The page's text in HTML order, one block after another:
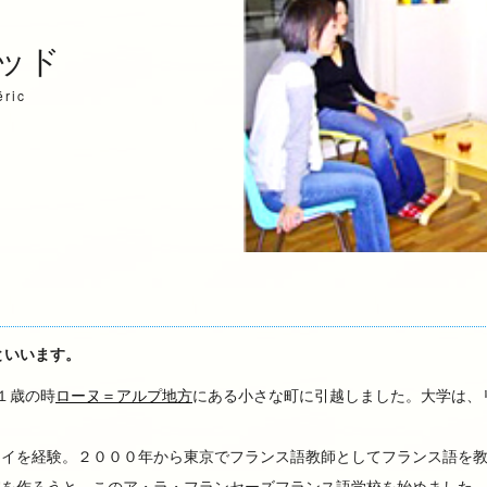
ド
います。
歳の時ローヌ＝アルプ地方にある小さな町に引越しました。大学は
を経験。２０００年から東京でフランス語教師としてフランス語を